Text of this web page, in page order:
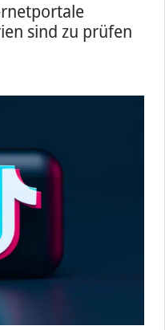
sind zu prüfen